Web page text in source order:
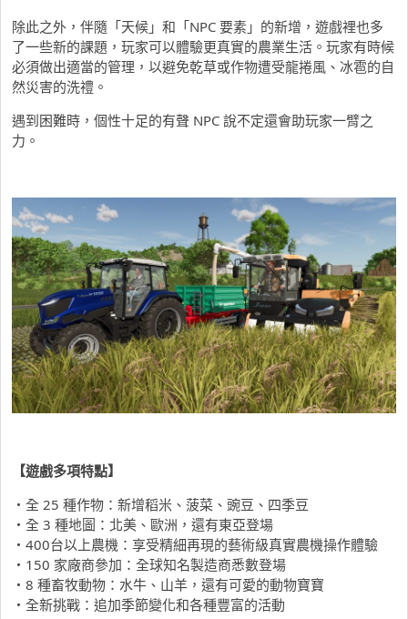
除此之外，伴隨「天候」和「NPC 要素」的新增，遊戲裡也多
了一些新的課題，玩家可以體驗更真實的農業生活。玩家有時候
必須做出適當的管理，以避免乾草或作物遭受龍捲風、冰雹的自
然災害的洗禮。
遇到困難時，個性十足的有聲 NPC 說不定還會助玩家一臂之
力。
【遊戲多項特點】
・全 25 種作物：新增稻米、菠菜、豌豆、四季豆
・全 3 種地圖：北美、歐洲，還有東亞登場
・400台以上農機：享受精細再現的藝術級真實農機操作體驗
・150 家廠商參加：全球知名製造商悉數登場
・8 種畜牧動物：水牛、山羊，還有可愛的動物寶寶
・全新挑戰：追加季節變化和各種豐富的活動